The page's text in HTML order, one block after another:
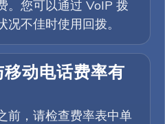
。您可以通过 VoIP 拨
不佳时使用回拨。
动电话费率有
前，请检查费率表中单